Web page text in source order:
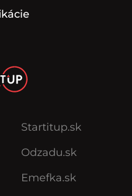
Startitup.sk
Odzadu.sk
Emefka.sk